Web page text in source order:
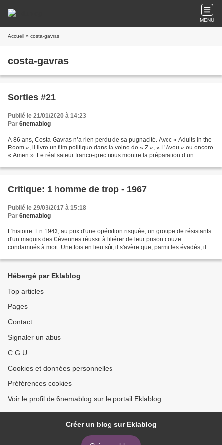
MENU
Accueil » costa-gavras
costa-gavras
Sorties #21
Publié le 21/01/2020 à 14:23
Par 6nemablog
A 86 ans, Costa-Gavras n’a rien perdu de sa pugnacité. Avec « Adults in the
Room », il livre un film politique dans la veine de « Z », « L’Aveu » ou encore
« Amen ». Le réalisateur franco-grec nous montre la préparation d’un
Critique: 1 homme de trop - 1967
Publié le 29/03/2017 à 15:18
Par 6nemablog
L'histoire: En 1943, au prix d'une opération risquée, un groupe de résistants
d'un maquis des Cévennes réussit à libérer de leur prison douze
condamnés à mort. Une fois en lieu sûr, il s'avère que, parmi les évadés, il y
Hébergé par Eklablog
Top articles
Pages
Contact
Signaler un abus
C.G.U.
Cookies et données personnelles
Préférences cookies
Voir le profil de 6nemablog sur le portail Eklablog
Créer un blog sur Eklablog